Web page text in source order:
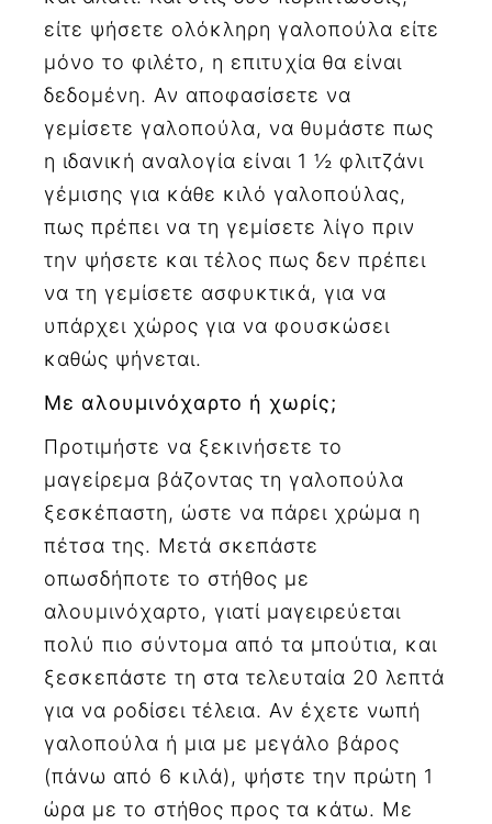
είτε ψήσετε ολόκληρη γαλοπούλα είτε
μόνο το φιλέτο, η επιτυχία θα είναι
δεδομένη. Αν αποφασίσετε να
γεμίσετε γαλοπούλα, να θυμάστε πως
η ιδανική αναλογία είναι 1 ½ φλιτζάνι
γέμισης για κάθε κιλό γαλοπούλας,
πως πρέπει να τη γεμίσετε λίγο πριν
την ψήσετε και τέλος πως δεν πρέπει
να τη γεμίσετε ασφυκτικά, για να
υπάρχει χώρος για να φουσκώσει
καθώς ψήνεται.
Με αλουμινόχαρτο ή χωρίς;
Προτιμήστε να ξεκινήσετε το
μαγείρεμα βάζοντας τη γαλοπούλα
ξεσκέπαστη, ώστε να πάρει χρώμα η
πέτσα της. Μετά σκεπάστε
οπωσδήποτε το στήθος με
αλουμινόχαρτο, γιατί μαγειρεύεται
πολύ πιο σύντομα από τα μπούτια, και
ξεσκεπάστε τη στα τελευταία 20 λεπτά
για να ροδίσει τέλεια. Αν έχετε νωπή
γαλοπούλα ή μια με μεγάλο βάρος
(πάνω από 6 κιλά), ψήστε την πρώτη 1
ώρα με το στήθος προς τα κάτω. Με